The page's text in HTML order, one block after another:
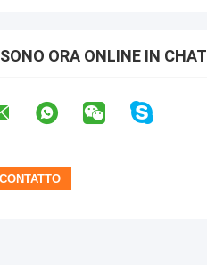
SONO ORA ONLINE IN CHAT